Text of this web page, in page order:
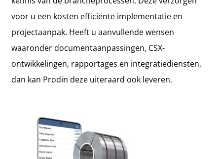
voor u een kosten efficiënte implementatie en
projectaanpak. Heeft u aanvullende wensen
waaronder document­aanpassingen, CSX-
ontwikkelingen, rapportages en integratiediensten,
dan kan Prodin deze uiteraard ook leveren.